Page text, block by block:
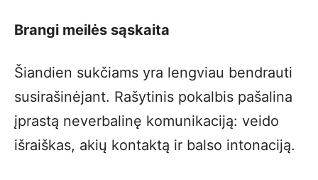
Brangi meilės sąskaita
Šiandien sukčiams yra lengviau bendrauti
susirašinėjant. Rašytinis pokalbis pašalina
įprastą neverbalinę komunikaciją: veido
išraiškas, akių kontaktą ir balso intonaciją.